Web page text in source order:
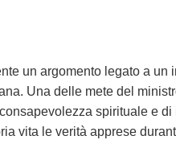
un argomento legato a
Una delle mete del
spirituale e
vita le verità apprese